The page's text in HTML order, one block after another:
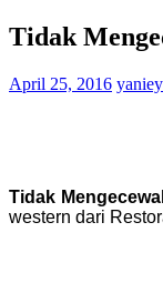
Tidak
April 25, 2016
Tidak
western dari